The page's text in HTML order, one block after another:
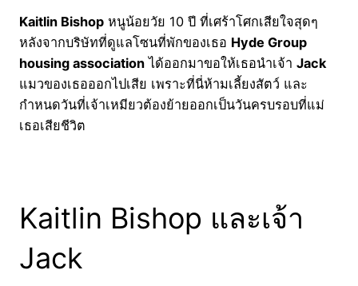
Kaitlin Bishop หนูน้อยวัย 10 ปี ที่เศร้าโศกเสียใจสุดๆ
หลังจากบริษัทที่ดูแลโซนที่พักของเธอ Hyde Group
housing association ได้ออกมาขอให้เธอนำเจ้า Jack
แมวของเธอออกไปเสีย เพราะที่นี่ห้ามเลี้ยงสัตว์ และ
กำหนดวันที่เจ้าเหมียวต้องย้ายออกเป็นวันครบรอบที่แม่
เธอเสียชีวิต
Kaitlin Bishop และเจ้า
Jack